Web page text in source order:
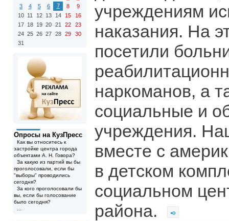
3
4 5 6 7 8
9
10 11 12 13 14 15
16
17 18 19 20 21 22
23
24 25 26 27 28 29
30
31
Опросы на КузПресс
Как вы относитесь к
застройке центра города
объектами А. Н. Говора?
За какую из партий вы бы
проголосовали, если бы
"выборы" проводились
сегодня?
За кого проголосовали бы
вы, если бы голосование
было сегодня?
учреждениям
наказания. На
посетили
наркоманов, а
социальные и
учреждения.
вместе с
в детском
социальном
района.